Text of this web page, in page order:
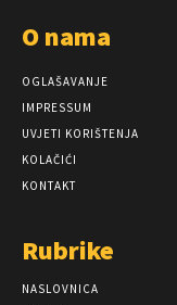
O nama
OGLAŠAVANJE
IMPRESSUM
UVJETI KORIŠTENJA
KOLAČIĆI
KONTAKT
Rubrike
NASLOVNICA